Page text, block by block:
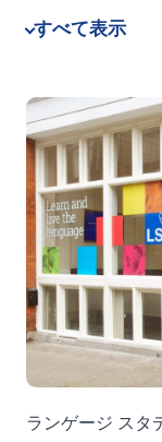
すべて表示
ランゲージ スタ